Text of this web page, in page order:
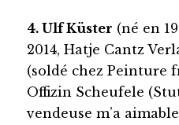
4. Ulf Küster (né en
2014, Hatje Cantz
(soldé chez Peinture
Offizin Scheufele
vendeuse m’a